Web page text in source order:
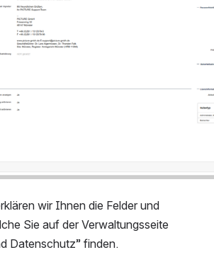
wir Ihnen die Felder und
Sie auf der Verwaltungsseite
Datenschutz” finden.